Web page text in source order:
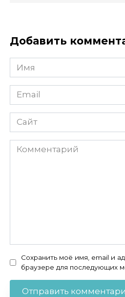
Добавить
Имя
Email
Сайт
Комментарий
Сохранить моё имя, email и
браузере для последующих